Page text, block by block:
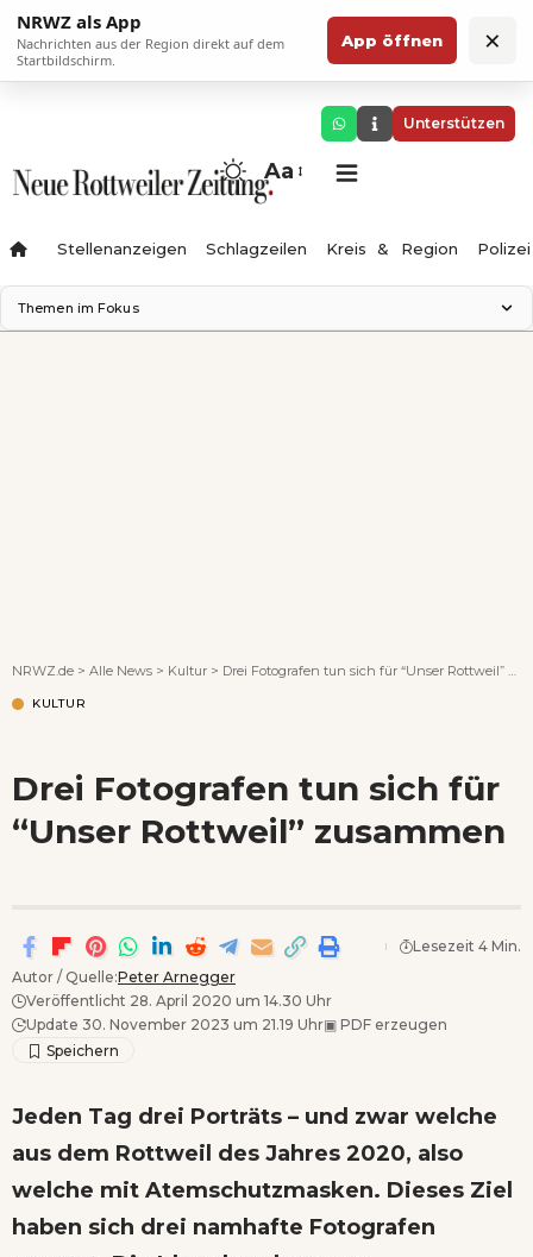
NRWZ als App
Nachrichten aus der Region direkt auf dem
Startbildschirm.
App öffnen ×
Unterstützen
Aa
Stellenanzeigen Schlagzeilen Kreis & Region Polizei
Themen im Fokus
NRWZ.de > Alle News > Kultur > Drei Fotografen tun sich für “Unser Rottweil” zusammen
KULTUR
Drei Fotografen tun sich für
“Unser Rottweil” zusammen
Autor / Quelle:Peter Arnegger
Veröffentlicht 28. April 2020 um 14.30 Uhr
Update 30. November 2023 um 21.19 Uhr▣ PDF erzeugen
Lesezeit 4 Min.
Jeden Tag drei Porträts – und zwar welche
aus dem Rottweil des Jahres 2020, also
welche mit Atemschutzmasken. Dieses Ziel
haben sich drei namhafte Fotografen